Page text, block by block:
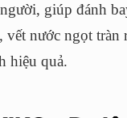
giúp đánh
nước ngọt tràn
hiệu quả.